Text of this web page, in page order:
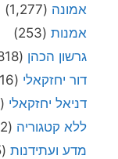
אמונה (1,277)
אמנות (253)
גרשון הכהן (818)
דור יחזקאלי (16)
דניאל יחזקאלי (15)
ללא קטגוריה (162)
מדע ועתידנות (135)